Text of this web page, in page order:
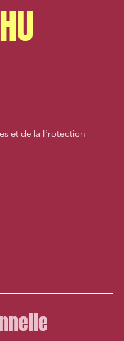
et de la Protection